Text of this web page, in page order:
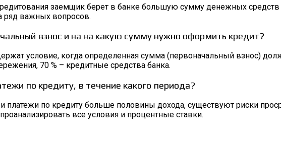
заемщик берет в банке большую сумму денежных
ряд важных вопросов.
взнос и на на какую сумму нужно оформить кредит?
условие, когда определенная сумма (первоначальный взнос)
70 % – кредитные средства банка.
по кредиту, в течение какого периода?
платежи по кредиту больше половины дохода, существуют риски
все условия и процентные ставки.